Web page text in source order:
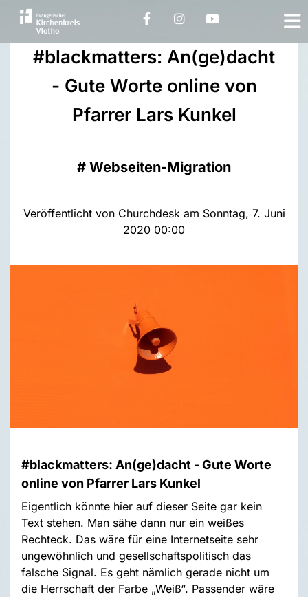
#blackmatters: An(ge)dacht
- Gute Worte online von
Pfarrer Lars Kunkel
# Webseiten-Migration
Veröffentlicht von Churchdesk am Sonntag, 7. Juni
2020 00:00
#blackmatters: An(ge)dacht - Gute Worte
online von Pfarrer Lars Kunkel
Eigentlich könnte hier auf dieser Seite gar kein
Text stehen. Man sähe dann nur ein weißes
Rechteck. Das wäre für eine Internetseite sehr
ungewöhnlich und gesellschaftspolitisch das
falsche Signal. Es geht nämlich gerade nicht um
die Herrschaft der Farbe „Weiß“. Passender wäre